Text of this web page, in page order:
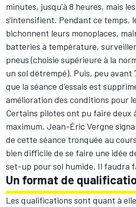
minutes, jusqu'à 8 heures, mais
s'intensifient. Pendant ce temps,
bichonnent leurs monoplaces,
batteries à température,
pneus (choisie supérieure à la
un sol détrempé). Puis, peu avant
que la séance d'essais est
amélioration des conditions pour
Certains pilotes ont pu faire deux
maximum, Jean-Éric Vergne
de cette séance tronquée au
bien difficile de se faire une idée
set-up pour sol humide. Il faudra
Un format de
Les qualifications sont quant à